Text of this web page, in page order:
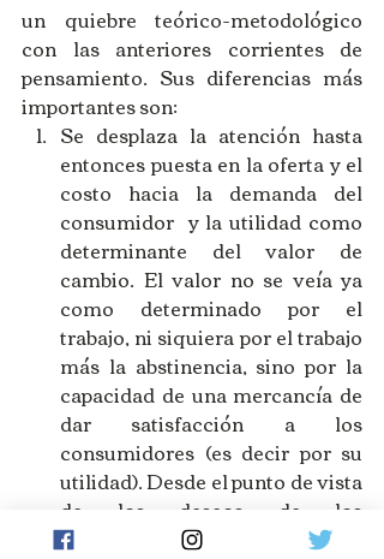
un quiebre teórico-metodológico
con las anteriores corrientes de
pensamiento. Sus diferencias más
importantes son:
Se desplaza la atención hasta
entonces puesta en la oferta y el
costo hacia la demanda del
consumidor  y la utilidad como
determinante del valor de
cambio. El valor no se veía ya
como determinado por el
trabajo, ni siquiera por el trabajo
más la abstinencia, sino por la
capacidad de una mercancía de
dar satisfacción a los
consumidores (es decir por su
utilidad). Desde el punto de vista
de los deseos de los
consumidores, esto